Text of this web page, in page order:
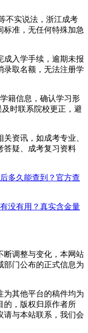
不实说法，浙江成考
标准，无任何特殊加急
成入学手续，逾期未报
录取名额，无法注册学
籍信息，确认学习形
时联系院校更正，避
资讯，如成考专业、
答疑、成考复习资料
多久能查到？官方查
没有用？真实含金量
断调整与变化，本网站
部门公布的正式信息为
为其他平台的稿件均为
的，版权归原作者所
请与本站联系，我们会